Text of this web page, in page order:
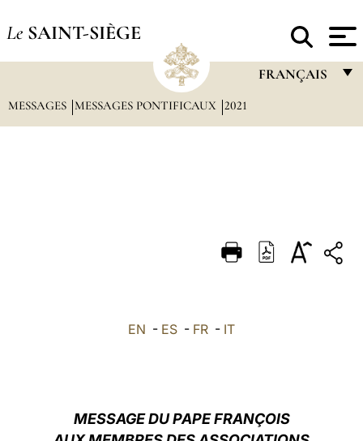
Le SAINT-SIÈGE
FRANÇAIS
DEUTSCH
MESSAGES MESSAGES PONTIFICAUX 2021
EN - ES - FR - IT
MESSAGE DU PAPEFRANÇOIS